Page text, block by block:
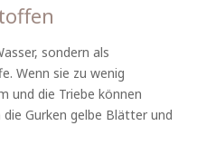
sondern als
Wenn sie zu wenig
und die Triebe können
Gurken gelbe Blätter und